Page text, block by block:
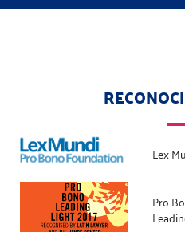
Lex
Pro